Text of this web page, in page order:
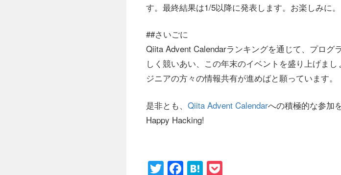
す。最終結果は1/5以降に発表します。お楽しみに。
##さいごに
Qiita Advent Calendarランキングを通じて、プロ
しく競いあい、この年末のイベントを盛り上げま
ジニアの方々の情報共有が進めばと願っています。
是非とも、 Qiita Advent Calendarへの積極的な参加
Happy Hacking!
Twitter
Facebook
Hatena
Pocket